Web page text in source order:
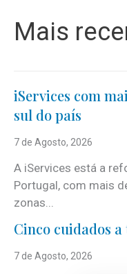
Mais
iServices com
sul do país
7 de Agosto, 2026
A iServices está a
Portugal, com mais
zonas...
Cinco cuidados
7 de Agosto, 2026